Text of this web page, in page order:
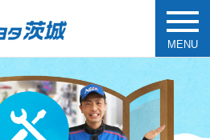
MENU